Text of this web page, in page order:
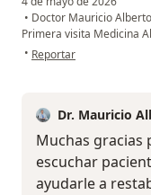
• Doctor Mauricio
Primera visita Medicina
• en opinión del usuario F.
Reportar
Dr. Mauricio
Muchas gracias
escuchar
ayudarle a